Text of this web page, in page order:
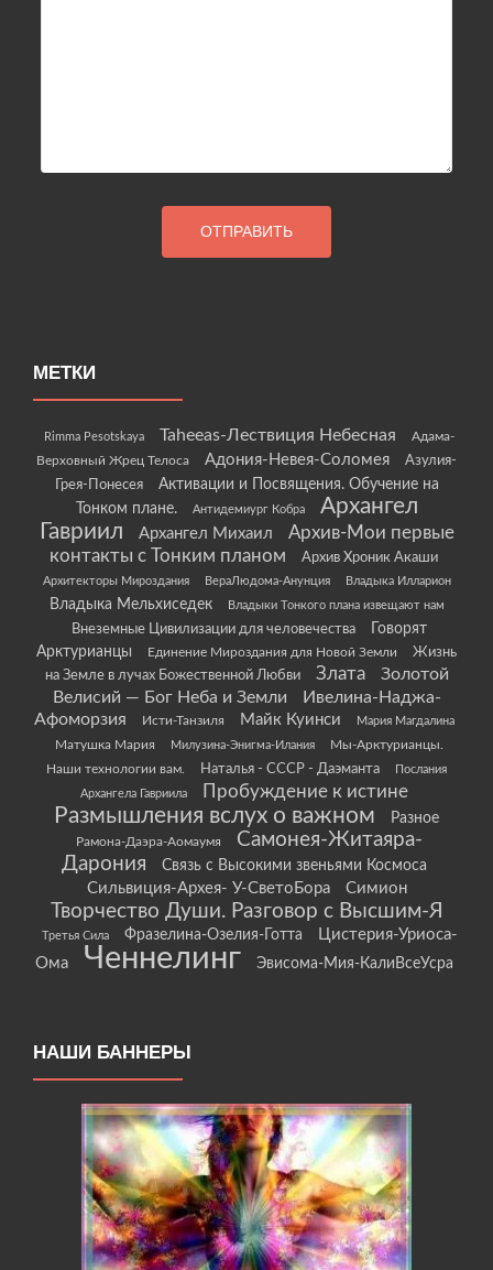
МЕТКИ
Rimma Pesotskaya Taheeas-Лествиция Небесная
Адама-
Верховный Жрец Телоса
Адония-Невея-Соломея
Азулия-
Грея-Понесея
Активации и Посвящения. Обучение на
Тонком плане.
Антидемиург Кобра
Архангел
Гавриил
Архангел Михаил
Архив-Мои первые
контакты с Тонким планом
Архив Хроник Акаши
Архитекторы Мироздания ВераЛюдома-Анунция Владыка Илларион
Владыка Мельхиседек Владыки Тонкого плана извещают нам
Внеземные Цивилизации для человечества
Говорят
Арктурианцы
Единение Мироздания для Новой Земли
Жизнь
на Земле в лучах Божественной Любви
Злата
Золотой
Велисий — Бог Неба и Земли
Ивелина-Наджа-
Афоморзия
Исти-Танзиля Майк Куинси Мария Магдалина
Матушка Мария Милузина-Энигма-Илания
Мы-Арктурианцы.
Наши технологии вам.
Наталья - СССР - Даэманта
Послания
Архангела Гавриила
Пробуждение к истине
Размышления вслух о важном Разное
Рамона-Даэра-Аомаумя
Самонея-Житаяра-
Дарония
Связь с Высокими звеньями Космоса
Сильвиция-Архея- У-СветоБора Симион
Творчество Души. Разговор с Высшим-Я
Третья Сила Фразелина-Озелия-Готта
Цистерия-Уриоса-
Ома
Ченнелинг Эвисома-Мия-КалиВсеУсра
НАШИ БАННЕРЫ